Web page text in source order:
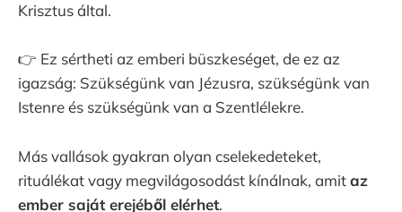
Krisztus által.
👉 Ez sértheti az emberi büszkeséget, de ez az
igazság: Szükségünk van Jézusra, szükségünk van
Istenre és szükségünk van a Szentlélekre.
Más vallások gyakran olyan cselekedeteket,
rituálékat vagy megvilágosodást kínálnak, amitaz
ember saját erejéből elérhet.